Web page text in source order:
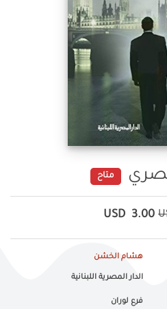
متاح
3.00
USD
هشام الخشن
الدار المصرية اللبنانية
فرع لوران